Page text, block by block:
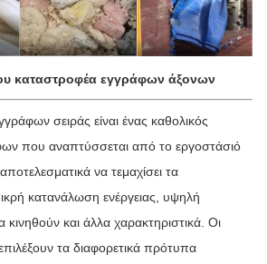
καταστροφέα εγγράφων άξονων
σειράς είναι ένας καθολικός
που αναπτύσσεται από το εργοστάσιό
να τεμαχίσει τα
κατανάλωση ενέργειας, υψηλή
και άλλα χαρακτηριστικά. Οι
τα διαφορετικά πρότυπα